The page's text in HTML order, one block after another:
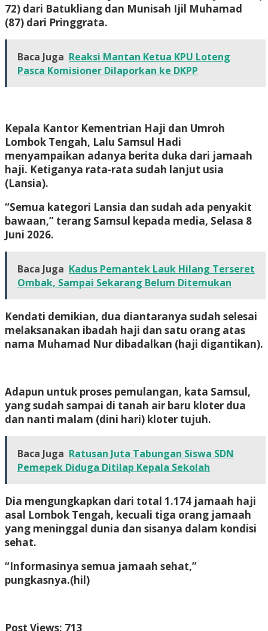
72) dari Batukliang dan Munisah Ijil Muhamad
(87) dari Pringgrata.
Baca Juga Reaksi Mantan Ketua KPU Loteng
Pasca Komisioner Dilaporkan ke DKPP
Kepala Kantor Kementrian Haji dan Umroh
Lombok Tengah, Lalu Samsul Hadi
menyampaikan adanya berita duka dari jamaah
haji. Ketiganya rata-rata sudah lanjut usia
(Lansia).
“Semua kategori Lansia dan sudah ada penyakit
bawaan,” terang Samsul kepada media, Selasa 8
Juni 2026.
Baca Juga Kadus Pemantek Lauk Hilang Terseret
Ombak, Sampai Sekarang Belum Ditemukan
Kendati demikian, dua diantaranya sudah selesai
melaksanakan ibadah haji dan satu orang atas
nama Muhamad Nur dibadalkan (haji digantikan).
Adapun untuk proses pemulangan, kata Samsul,
yang sudah sampai di tanah air baru kloter dua
dan nanti malam (dini hari) kloter tujuh.
Baca Juga Ratusan Juta Tabungan Siswa SDN
Pemepek Diduga Ditilap Kepala Sekolah
Dia mengungkapkan dari total 1.174 jamaah haji
asal Lombok Tengah, kecuali tiga orang jamaah
yang meninggal dunia dan sisanya dalam kondisi
sehat.
“Informasinya semua jamaah sehat,”
pungkasnya.(hil)
Post Views: 713